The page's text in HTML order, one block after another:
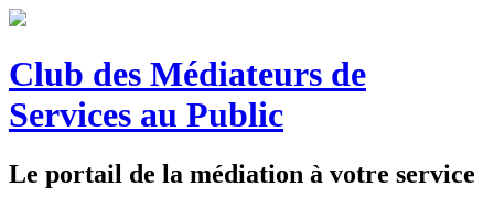
Club des Médiateurs de
Services au Public
Le portail de la médiation à votre service